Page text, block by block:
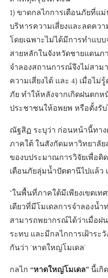
1) ขาดกลไกการเตือนภัยที่แ
บริหารความเสี่ยงและลดคว
โดยเฉพาะไม่ได้มีการทำแบ
สายหลักในจังหวัดชายแดนภ
จำลองสถานการณ์จึงไม่สา
ความเสี่ยงได้ และ 4) เมื่อไม่
ภัย ทำให้หลังจากเกิดฝนตกห
ประชาชนให้อพยพ หรือตั้งรั
ณัฐสิฏ ระบุว่า ก่อนหน้านี้ทา
ภาคใต้ ในสังกัดมหาวิทยาลั
ของบประมาณการวิจัยเพื่อติ
เตือนภัยลุ่มน้ำปัตตานีไปแล้ว
“ในพื้นที่ภาคใต้มีเพียงเขตเ
เดียวที่มีโมเดลการจำลองน้
สามารถพยากรณ์ได้ว่าเมื่อฝ
ระทบ และมีกลไกการเฝ้าระ
กันว่า ‘หาดใหญ่โมเดล’
กลไก “หาดใหญ่โมเดล” นี้เกิ